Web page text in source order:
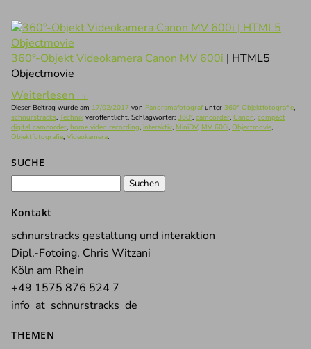
360°-Objekt Videokamera Canon MV 600i | HTML5
Objectmovie
Weiterlesen →
Dieser Beitrag wurde am 17/02/2017 von Panoramafotografunter 360° Objektfotografie,
schnurstracks, Technik veröffentlicht. Schlagwörter: 360°, camcorder, Canon, compact
digital camcorder, home video recording, interaktiv, MiniDV, MV 600i, Objectmovie,
Objektfotografie, Videokamera.
SUCHE
Kontakt
schnurstracks gestaltung und interaktion
Dipl.-Fotoing. Chris Witzani
Köln am Rhein
+49 1575 876 524 7
info_at_schnurstracks_de
THEMEN